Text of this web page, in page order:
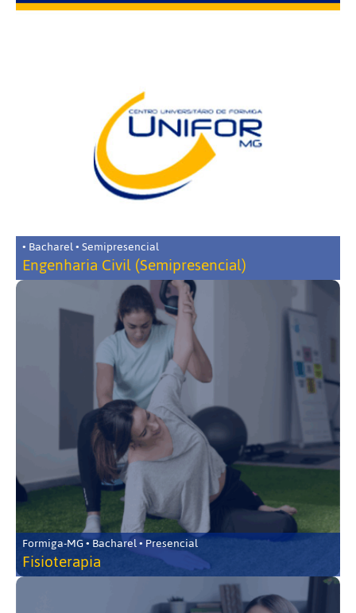
• Bacharel • Semipresencial
Engenharia Civil (Semipresencial)
Formiga-MG • Bacharel • Presencial
Fisioterapia